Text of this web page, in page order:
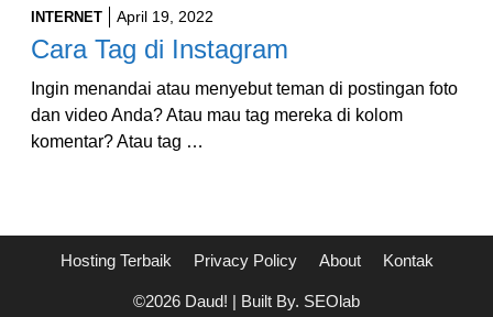
INTERNET April 19, 2022
Cara Tag di Instagram
Ingin menandai atau menyebut teman di postingan foto
dan video Anda? Atau mau tag mereka di kolom
komentar? Atau tag …
Hosting Terbaik Privacy Policy About Kontak
©2026 Daud! | Built By. SEOlab